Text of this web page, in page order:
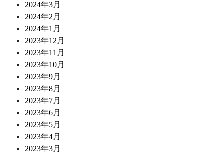
2024年3月
2024年2月
2024年1月
2023年12月
2023年11月
2023年10月
2023年9月
2023年8月
2023年7月
2023年6月
2023年5月
2023年4月
2023年3月